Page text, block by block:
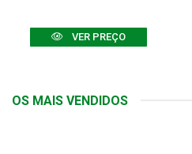
VER PREÇO
OS MAIS VENDIDOS